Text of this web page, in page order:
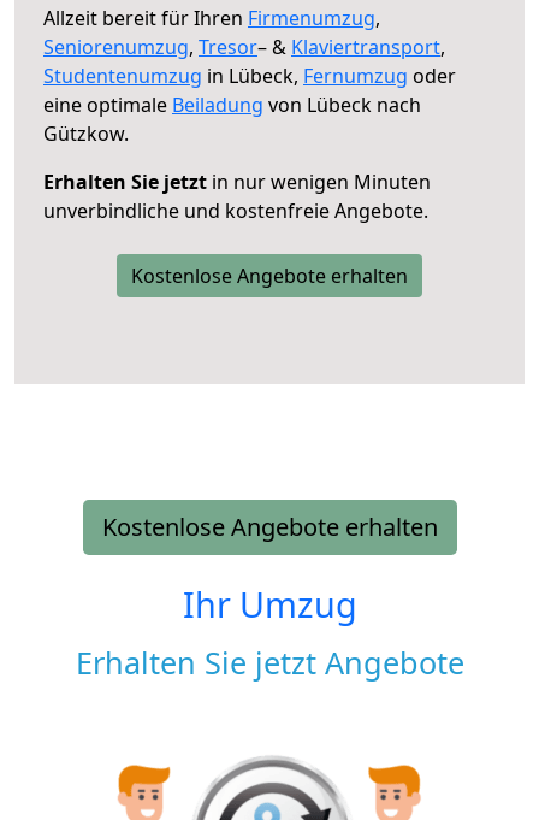
Allzeit bereit für Ihren Firmenumzug,
Seniorenumzug, Tresor– & Klaviertransport,
Studentenumzug in Lübeck, Fernumzug oder
eine optimale Beiladung von Lübeck nach
Gützkow.
Erhalten Sie jetzt in nur wenigen Minuten
unverbindliche und kostenfreie Angebote.
Kostenlose Angebote erhalten
Kostenlose Angebote erhalten
Ihr Umzug
Erhalten Sie jetzt Angebote